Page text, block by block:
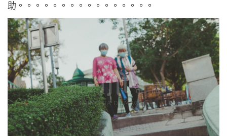
熱
搜
索
古
地
圖
媽
助。。。。。。。。。。。。。。。。